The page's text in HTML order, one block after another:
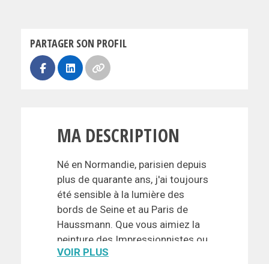
PARTAGER SON PROFIL
MA DESCRIPTION
Né en Normandie, parisien depuis
plus de quarante ans, j'ai toujours
été sensible à la lumière des
bords de Seine et au Paris de
Haussmann. Que vous aimiez la
peinture des Impressionnistes ou
que vous vouliez tout simplement
VOIR PLUS